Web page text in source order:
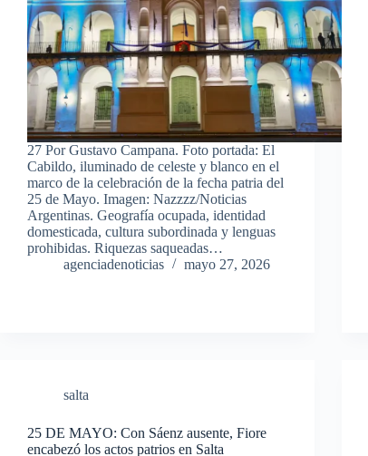
27 Por Gustavo Campana. Foto portada: El
Cabildo, iluminado de celeste y blanco en el
marco de la celebración de la fecha patria del
25 de Mayo. Imagen: Nazzzz/Noticias
Argentinas. Geografía ocupada, identidad
domesticada, cultura subordinada y lenguas
prohibidas. Riquezas saqueadas…
agenciadenoticias
mayo 27, 2026
salta
25 DE MAYO: Con Sáenz ausente, Fiore
encabezó los actos patrios en Salta